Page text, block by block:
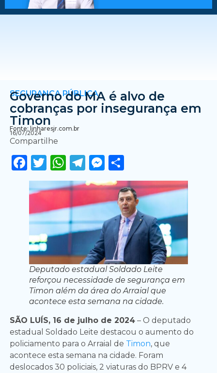
SEGURANÇA PÚBLICA
Governo do MA é alvo de
cobranças por insegurança em
Timon
Fonte: linharesjr.com.br
16/07/2024
Compartilhe
Facebook
Twitter
WhatsApp
Telegram
Messenger
Deputado estadual Soldado Leite
reforçou necessidade de segurança em
Timon além da área do Arraial que
acontece esta semana na cidade.
SÃO LUÍS, 16 de julho de 2024 – O deputado
estadual Soldado Leite destacou o aumento do
policiamento para o Arraial de Timon, que
acontece esta semana na cidade. Foram
deslocados 30 policiais, 2 viaturas do BPRV e 4